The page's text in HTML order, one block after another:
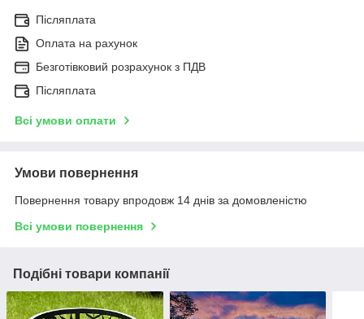
Післяплата
Оплата на рахунок
Безготівковий розрахунок з ПДВ
Післяплата
Всі умови оплати
Умови повернення
Повернення товару впродовж 14 днів за домовленістю
Всі умови повернення
Подібні товари компанії